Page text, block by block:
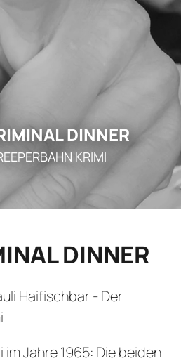
DINNER
KRIMI
DINNER
Haifischbar - Der
im Jahre 1965: Die beiden